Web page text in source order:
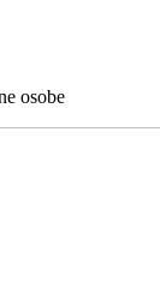
osobe